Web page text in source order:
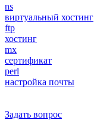
ns
виртуальный хостинг
ftp
хостинг
mx
сертификат
perl
настройка почты
Задать вопрос